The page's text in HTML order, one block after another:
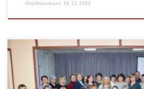
Опубликовано 19.12.2022
15 декабря педагогический коллектив